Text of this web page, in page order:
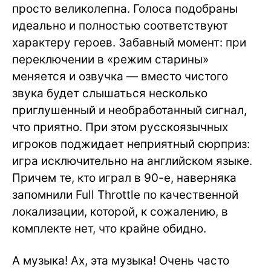
просто великолепна. Голоса подобраны
идеально и полностью соответствуют
характеру героев. Забавный момент: при
переключении в «режим старины»
меняется и озвучка — вместо чистого
звука будет слышаться несколько
приглушенный и необработанный сигнал,
что приятно. При этом русскоязычных
игроков поджидает неприятный сюрприз:
игра исключительно на английском языке.
Причем те, кто играл в 90-е, наверняка
запомнили Full Throttle по качественной
локализации, которой, к сожалению, в
комплекте нет, что крайне обидно.
А музыка! Ах, эта музыка! Очень часто